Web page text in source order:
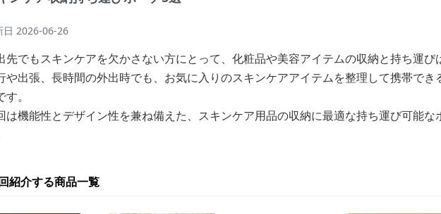
日 2026-06-26
先でもスキンケアを欠かさない方にとって、化粧品や美容アイテムの収納と持ち運び
や出張、長時間の外出時でも、お気に入りのスキンケアアイテムを整理して携帯で
。
は機能性とデザイン性を兼ね備えた、スキンケア用品の収納に最適な持ち運び可能な
紹介する商品一覧